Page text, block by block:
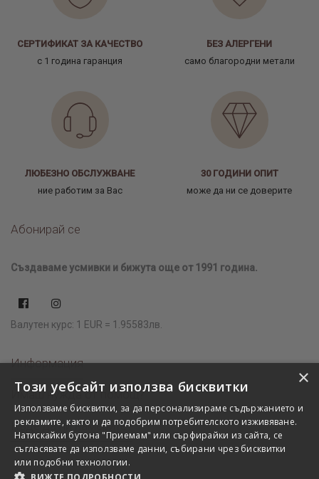
СЕРТИФИКАТ ЗА КАЧЕСТВО
с 1 година гаранция
БЕЗ АЛЕРГЕНИ
само благородни метали
ЛЮБЕЗНО ОБСЛУЖВАНЕ
ние работим за Вас
30 ГОДИНИ ОПИТ
може да ни се доверите
Абонирай се
Създаваме усмивки и бижута още от 1991 година.
Валутен курс: 1 EUR = 1.95583лв.
Информация
Имаш нужда от помощ?
Къде да ни намерите?
×
Този уебсайт използва бисквитки
Използваме бисквитки, за да персонализираме съдържанието и
рекламите, както и да подобрим потребителското изживяване.
Натискайки бутона "Приемам" или сърфирайки из сайта, се
съгласявате да използваме данни, събирани чрез бисквитки
или подобни технологии.